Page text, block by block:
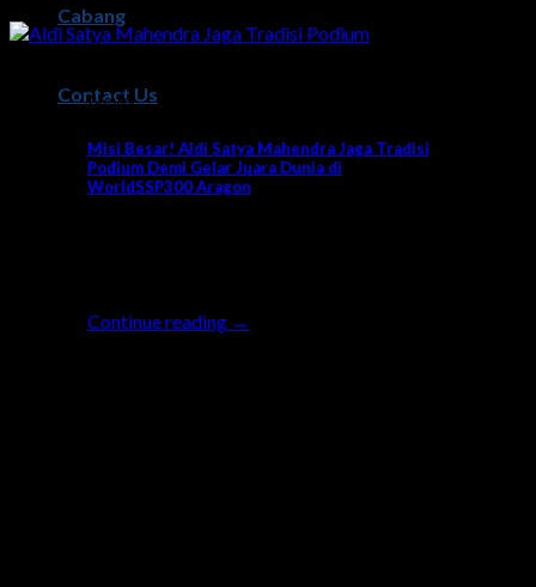
Cabang
Contact Us
News
Misi Besar! Aldi Satya Mahendra Jaga Tradisi
Podium Demi Gelar Juara Dunia di
WorldSSP300 Aragon
Continue reading →